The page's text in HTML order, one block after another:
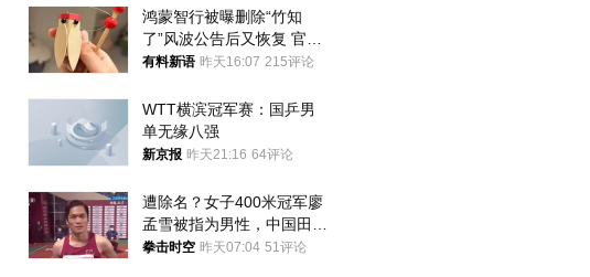
鸿蒙智行被曝删除“竹知
了”风波公告后又恢复 官媒
曾力挺：劝华为要大度的，
有料新语 昨天16:07 215评论
WTT横滨冠军赛：国乒男
单无缘八强
新京报 昨天21:16 64评论
遭除名？女子400米冠军廖
孟雪被指为男性，中国田协
默不作声
拳击时空 昨天07:04 51评论